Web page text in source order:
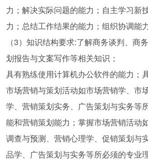
力；解决实际问题的能力；自主学习新
力；总结工作结果的能力；组织协调能
（3）知识结构要求:了解商务谈判、商
划报告与文案写作等相关知识；
具有熟练使用计算机办公软件的能力；
市场营销与策划活动如市场营销学、市
学、营销策划实务、广告策划与实务等
能和营销策划能力；掌握市场营销活动
调查与预测、营销心理学、促销策划与
品学、广告策划与实务等所必须的专业